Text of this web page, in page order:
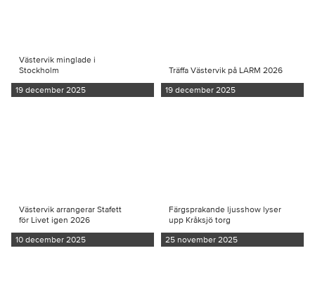
Västervik minglade i
Stockholm
19 december 2025
Träffa Västervik på LARM 2026
19 december 2025
Västervik arrangerar Stafett
för Livet igen 2026
10 december 2025
Färgsprakande ljusshow lyser
upp Kråksjö torg
25 november 2025